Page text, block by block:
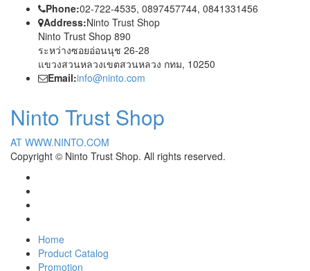
Phone:02-722-4535, 0897457744, 0841331456
Address:Ninto Trust Shop
Ninto Trust Shop 890
ระหว่างซอยอ่อนนุช 26-28
แขวงสวนหลวงเขตสวนหลวง กทม, 10250
Email:info@ninto.com
Ninto Trust Shop
AT WWW.NINTO.COM
Copyright © Ninto Trust Shop. All rights reserved.
Home
Product Catalog
Promotion